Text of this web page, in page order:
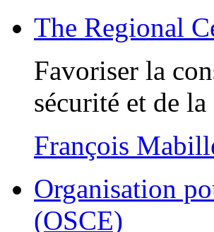
The Regional
Favoriser la
sécurité et de
François
Organisation
(OSCE)